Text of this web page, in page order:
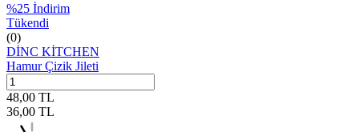
%25 İndirim
Tükendi
(0)
DİNC KİTCHEN
Hamur Çizik Jileti
48,00 TL
36,00 TL